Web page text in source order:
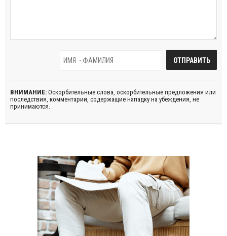
ВНИМАНИЕ: Оскорбительные слова, оскорбительные предложения или
последствия, комментарии, содержащие нападку на убеждения, не
принимаются.